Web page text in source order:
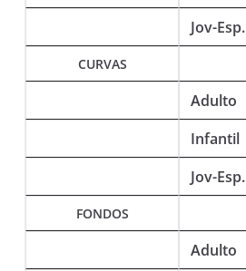
Jov-Esp.
CURVAS
Adulto
Infantil
Jov-Esp.
FONDOS
Adulto